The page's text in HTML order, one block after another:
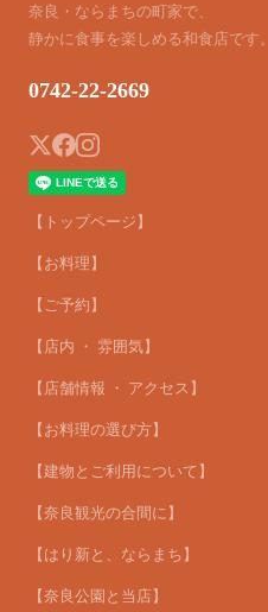
奈良・ならまちの町家で、
静かに食事を楽しめる和食店です。
0742-22-2669
【トップページ】
【お料理】
【ご予約】
【店内 ・ 雰囲気】
【店舗情報 ・ アクセス】
【お料理の選び方】
【建物とご利用について】
【奈良観光の合間に】
【はり新と、ならまち】
【奈良公園と当店】